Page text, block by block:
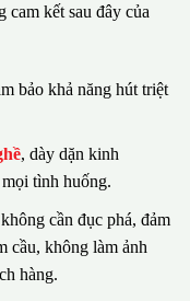
cam kết sau đây của
bảo khả năng hút triệt
, dày dặn kinh
tình huống.
cần đục phá, đảm
cầu, không làm ảnh
hàng.